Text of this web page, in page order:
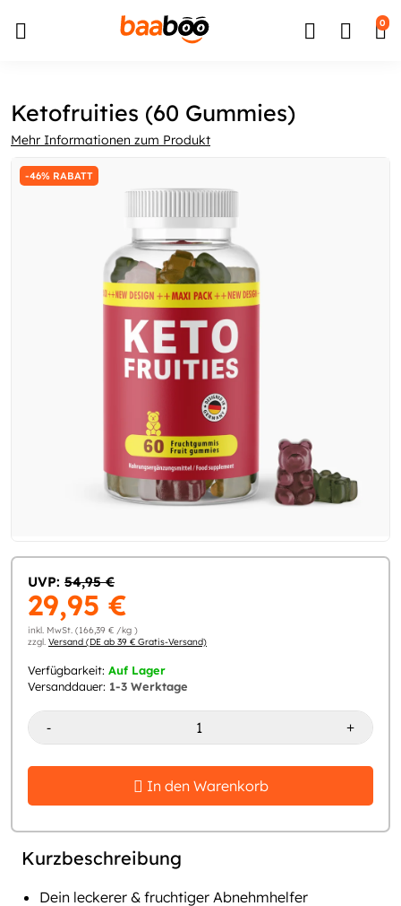
Zum Inhalt springen
Zum Menü springen
Barrierefreiheits-Widget öffnen 0
Ketofruities (60 Gummies)
Mehr Informationen zum Produkt
-46% RABATT
Kurzbeschreibung
Dein leckerer & fruchtiger Abnehmhelfer
UVP: 54,95 €
29,95 €
inkl. MwSt. (166,39 € /kg )
zzgl. Versand (DE ab 39 € Gratis-Versand)
Verfügbarkeit: Auf Lager
Versanddauer: 1-3 Werktage
- +
In den Warenkorb